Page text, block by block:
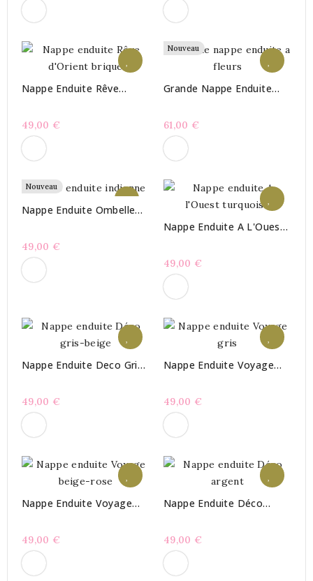
Nappe Enduite Rêve
49,00 €
Nouveau
Grande Nappe Enduite
61,00 €
Nouveau
Nappe Enduite Ombelle
49,00 €
Nappe Enduite A L'Ouest
49,00 €
Nappe Enduite Deco Gris-
49,00 €
Nappe Enduite Voyage
49,00 €
Nappe Enduite Voyage
49,00 €
Nappe Enduite Déco
49,00 €